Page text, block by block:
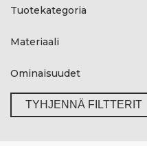
Tuotekategoria
Materiaali
Ominaisuudet
TYHJENNÄ FILTTERIT